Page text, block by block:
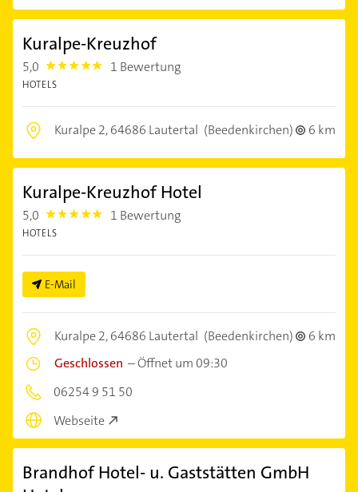
Kuralpe-Kreuzhof
5,0 5.0 1 Bewertung
HOTELS
Kuralpe 2,64686 Lautertal (Beedenkirchen) 6 km
Kuralpe-Kreuzhof Hotel
5,0 5.0 1 Bewertung
HOTELS
E-Mail
Kuralpe 2,64686 Lautertal (Beedenkirchen)
6 km
Geschlossen –Öffnet um 09:30
06254 9 51 50
Webseite
Brandhof Hotel- u. Gaststätten GmbH